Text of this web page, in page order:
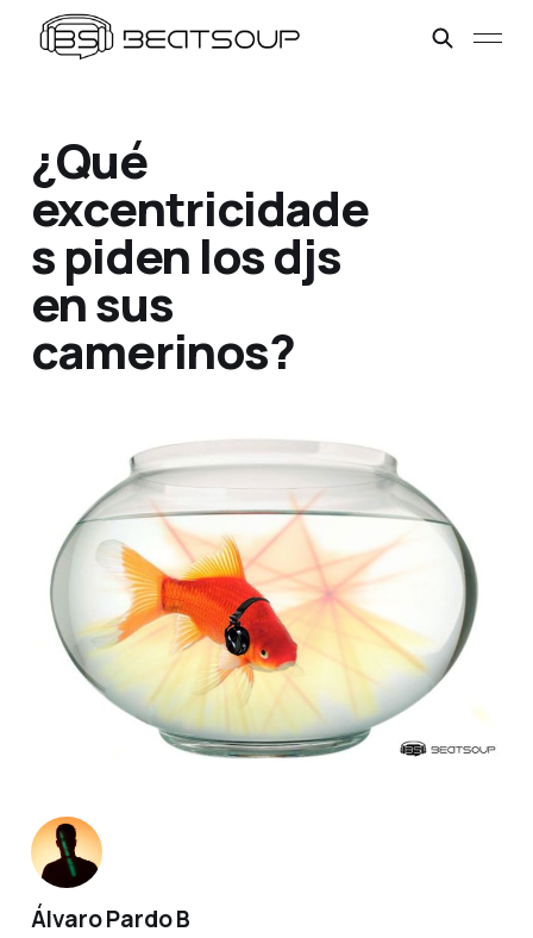
¿Qué
excentricidade
s piden los djs
en sus
camerinos?
Álvaro Pardo B